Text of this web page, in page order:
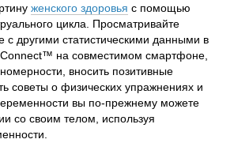
женского здоровья с помощью
цикла. Просматривайте
с другими статистическими данными в
на совместимом смартфоне,
вносить позитивные
советы о физических упражнениях и
вы по-прежнему можете
со своим телом, используя